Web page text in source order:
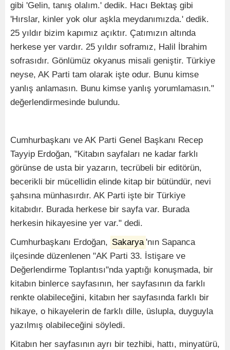
gibi 'Gelin, tanış olalım.' dedik. Hacı Bektaş gibi
'Hırslar, kinler yok olur aşkla meydanımızda.' dedik.
25 yıldır bizim kapımız açıktır. Çatımızın altında
herkese yer vardır. 25 yıldır soframız, Halil İbrahim
sofrasıdır. Gönlümüz okyanus misali geniştir. Türkiye
neyse, AK Parti tam olarak işte odur. Bunu kimse
yanlış anlamasın. Bunu kimse yanlış yorumlamasın."
değerlendirmesinde bulundu.
Cumhurbaşkanı ve AK Parti Genel Başkanı Recep
Tayyip Erdoğan, "Kitabın sayfaları ne kadar farklı
görünse de usta bir yazarın, tecrübeli bir editörün,
becerikli bir mücellidin elinde kitap bir bütündür, nevi
şahsına münhasırdır. AK Parti işte bir Türkiye
kitabıdır. Burada herkese bir sayfa var. Burada
herkesin hikayesine yer var." dedi.
Cumhurbaşkanı Erdoğan, Sakarya'nın Sapanca
ilçesinde düzenlenen "AK Parti 33. İstişare ve
Değerlendirme Toplantısı"nda yaptığı konuşmada, bir
kitabın binlerce sayfasının, her sayfasının da farklı
renkte olabileceğini, kitabın her sayfasında farklı bir
hikaye, o hikayelerin de farklı dille, üslupla, duyguyla
yazılmış olabileceğini söyledi.
Kitabın her sayfasının ayrı bir tezhibi, hattı, minyatürü,